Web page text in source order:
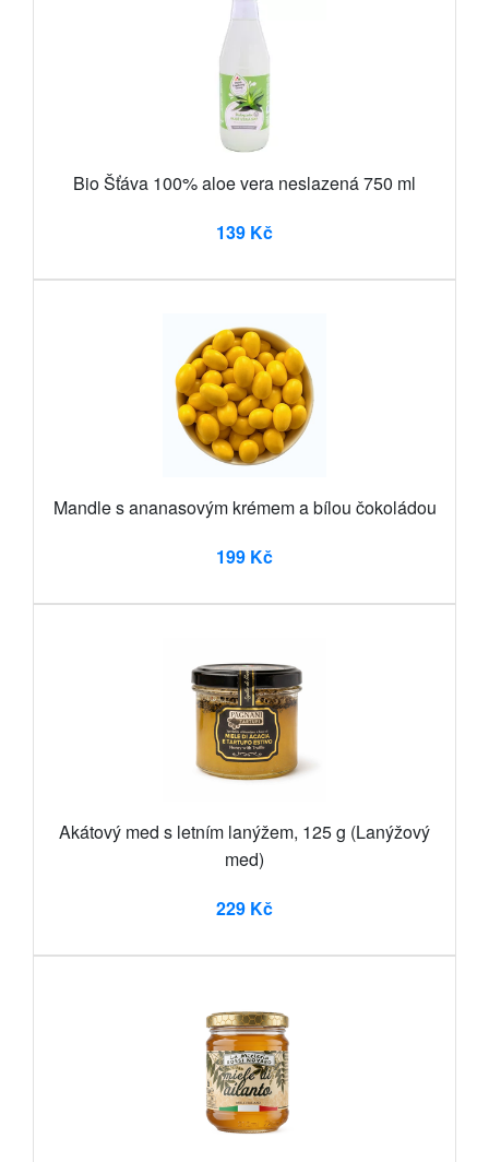
Bio Šťáva 100% aloe vera neslazená 750 ml
139 Kč
Mandle s ananasovým krémem a bílou čokoládou
199 Kč
Akátový med s letním lanýžem, 125 g (Lanýžový
med)
229 Kč